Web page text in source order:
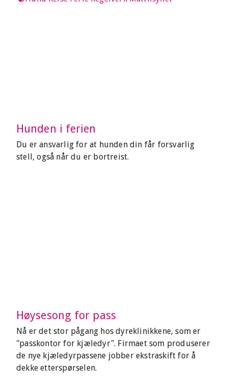
Hunden i ferien
Du er ansvarlig for at hunden din får forsvarlig
stell, også når du er bortreist.
Høysesong for pass
Nå er det stor pågang hos dyreklinikkene, som er
"passkontor for kjæledyr". Firmaet som produserer
de nye kjæledyrpassene jobber ekstraskift for å
dekke etterspørselen.